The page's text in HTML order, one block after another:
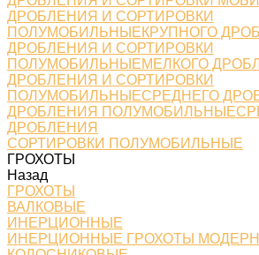
ДРОБЛЕНИЯ И СОРТИРОВКИ
ПОЛУМОБИЛЬНЫЕКРУПНОГО
ДРОБЛЕНИЯ И СОРТИРОВКИ
ПОЛУМОБИЛЬНЫЕМЕЛКОГО
ДРОБЛЕНИЯ И СОРТИРОВКИ
ПОЛУМОБИЛЬНЫЕСРЕДНЕГО
ДРОБЛЕНИЯ
ДРОБЛЕНИЯ
СОРТИРОВКИ ПОЛУМОБИЛЬНЫЕ
ГРОХОТЫ
Назад
ГРОХОТЫ
ВАЛКОВЫЕ
ИНЕРЦИОННЫЕ
ИНЕРЦИОННЫЕ ГРОХОТЫ